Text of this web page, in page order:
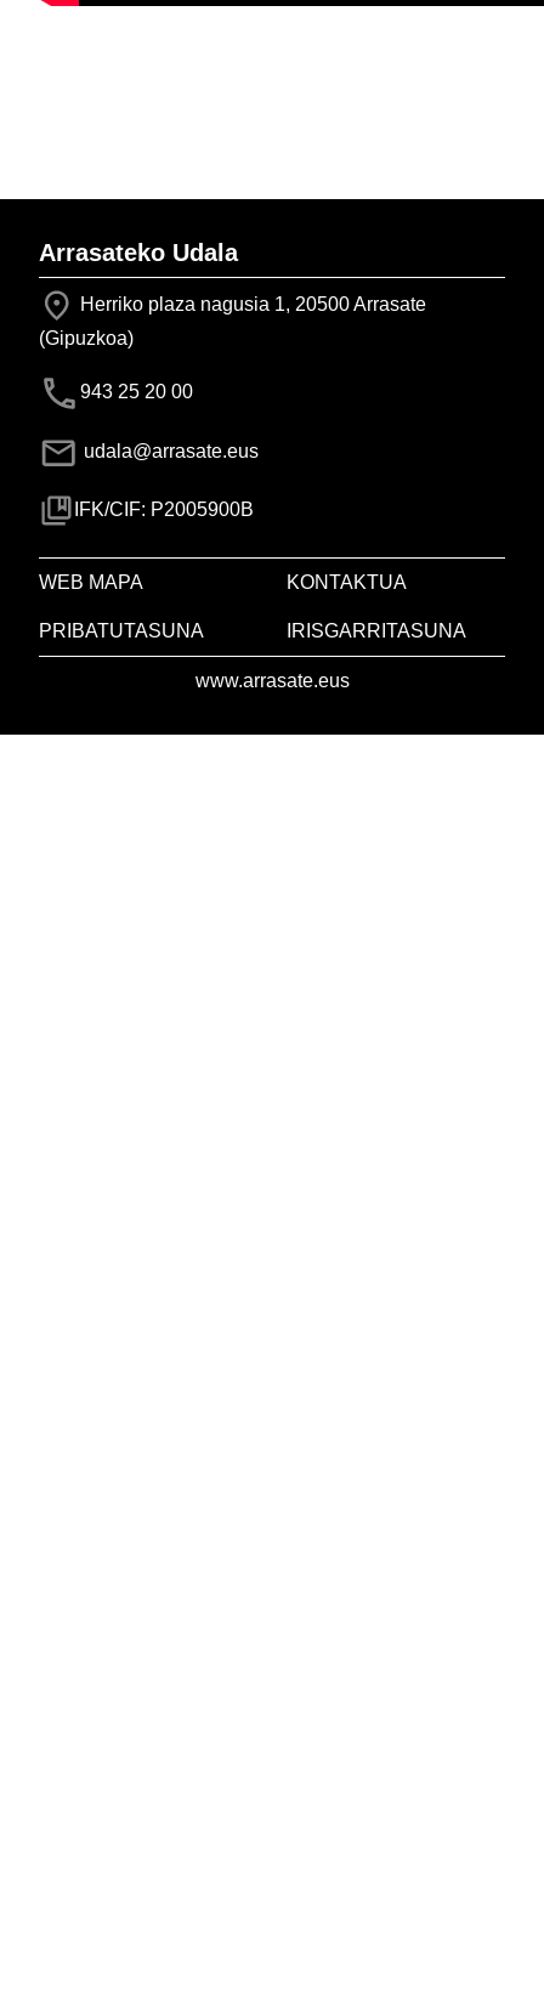
Arrasateko Udala
Herriko plaza nagusia 1, 20500 Arrasate
(Gipuzkoa)
943 25 20 00
udala@arrasate.eus
IFK/CIF: P2005900B
WEB MAPA KONTAKTUA
PRIBATUTASUNA IRISGARRITASUNA
www.arrasate.eus